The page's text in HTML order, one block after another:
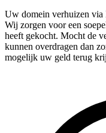
Uw domein verhuizen
Wij zorgen voor een
heeft gekocht. Mocht de
kunnen overdragen dan
mogelijk uw geld terug